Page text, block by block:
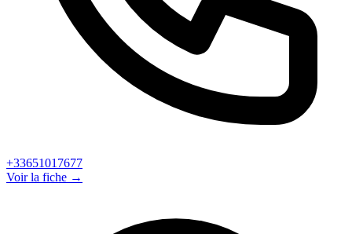
+33651017677
Voir la fiche →